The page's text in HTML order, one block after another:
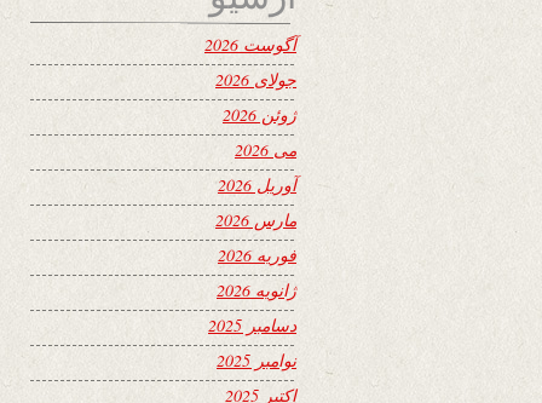
آگوست 2026
جولای 2026
ژوئن 2026
می 2026
آوریل 2026
مارس 2026
فوریه 2026
ژانویه 2026
دسامبر 2025
نوامبر 2025
اکتبر 2025